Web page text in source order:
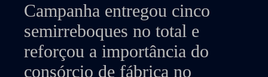
Campanha entregou cinco
semirreboques no total e
reforçou a importância do
consórcio de fábrica no